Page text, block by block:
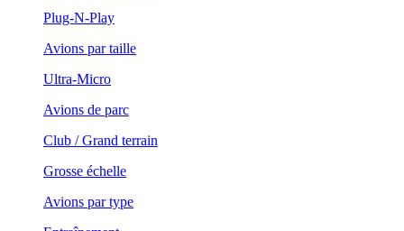
Plug-N-Play
Avions par taille
Ultra-Micro
Avions de parc
Club / Grand terrain
Grosse échelle
Avions par type